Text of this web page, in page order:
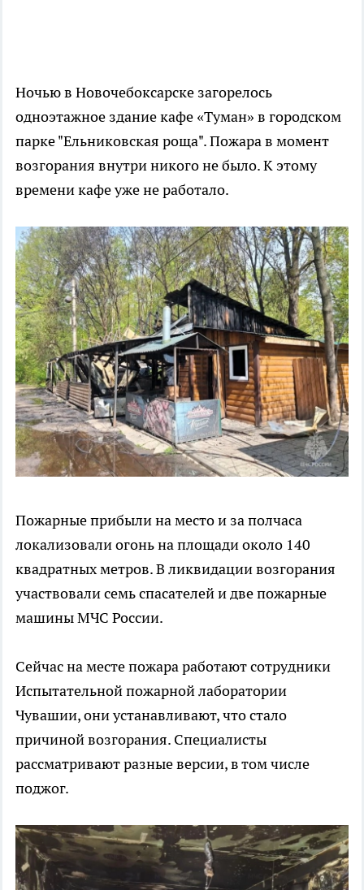
Ночью в Новочебоксарске загорелось
одноэтажное здание кафе «Туман» в городском
парке "Ельниковская роща". Пожара в момент
возгорания внутри никого не было. К этому
времени кафе уже не работало.
Пожарные прибыли на место и за полчаса
локализовали огонь на площади около 140
квадратных метров. В ликвидации возгорания
участвовали семь спасателей и две пожарные
машины МЧС России.
Сейчас на месте пожара работают сотрудники
Испытательной пожарной лаборатории
Чувашии, они устанавливают, что стало
причиной возгорания. Специалисты
рассматривают разные версии, в том числе
поджог.